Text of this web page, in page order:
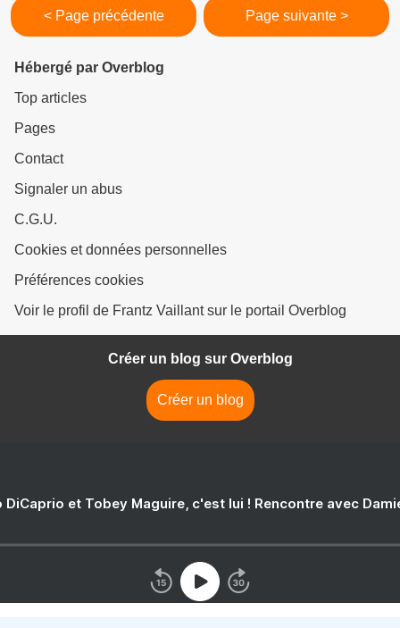
< Page précédente Page suivante >
Hébergé par Overblog
Top articles
Pages
Contact
Signaler un abus
C.G.U.
Cookies et données personnelles
Préférences cookies
Voir le profil de Frantz Vaillant sur le portail Overblog
Créer un blog sur Overblog
Créer un blog
DiCaprio et Tobey Maguire, c'est lui ! Rencontre avec